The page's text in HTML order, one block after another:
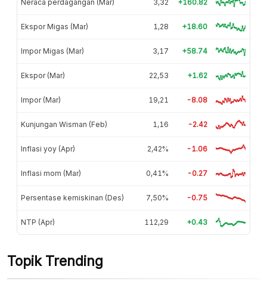
Neraca perdagangan (Mar) 3,32 +160.82
Ekspor Migas (Mar) 1,28 +18.60
Impor Migas (Mar) 3,17 +58.74
Ekspor (Mar) 22,53 +1.62
Impor (Mar) 19,21 -8.08
Kunjungan Wisman (Feb) 1,16 -2.42
Inflasi yoy (Apr) 2,42% -1.06
Inflasi mom (Mar) 0,41% -0.27
Persentase kemiskinan (Des) 7,50% -0.75
NTP (Apr) 112,29 +0.43
Topik Trending